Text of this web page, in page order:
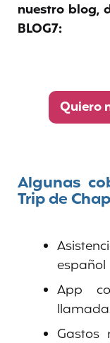
nuestro blog,
BLOG7:
Quiero
Algunas
Trip de
español
App
Gastos